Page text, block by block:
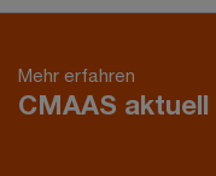
Mehr erfahren
CMAAS aktuell